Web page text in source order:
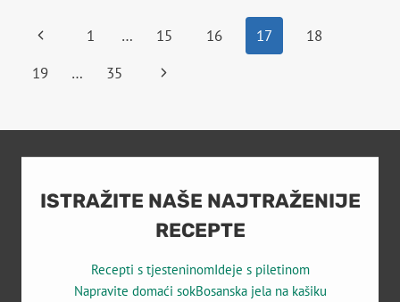
TRADICIONALNO
IZ
PAGE
NAVIGATION
Previous
Page
1 … 15 16 17
18
19
… 35
Next
ISTRAŽITE NAŠE NAJTRAŽENIJE
RECEPTE
Recepti s tjesteninomIdeje s piletinom
Napravite domaći sokBosanska jela na kašiku